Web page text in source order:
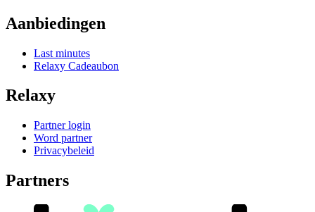
Aanbiedingen
Last minutes
Relaxy Cadeaubon
Relaxy
Partner login
Word partner
Privacybeleid
Partners